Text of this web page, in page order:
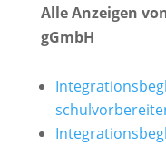
Alle Anzeigen
gGmbH